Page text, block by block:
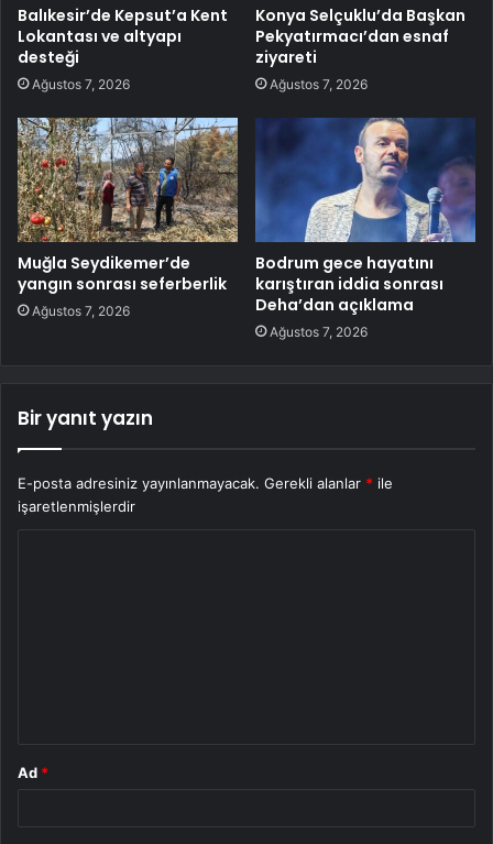
Balıkesir’de Kepsut’a Kent
Lokantası ve altyapı
desteği
Ağustos 7, 2026
Konya Selçuklu’da Başkan
Pekyatırmacı’dan esnaf
ziyareti
Ağustos 7, 2026
Muğla Seydikemer’de
yangın sonrası seferberlik
Ağustos 7, 2026
Bodrum gece hayatını
karıştıran iddia sonrası
Deha’dan açıklama
Ağustos 7, 2026
Bir yanıt yazın
E-posta adresiniz yayınlanmayacak. Gerekli alanlar * ile
işaretlenmişlerdir
Ad *